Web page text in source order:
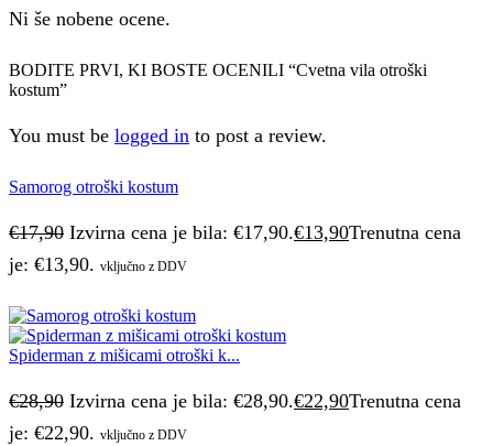
Ni še nobene ocene.
BODITE PRVI, KI BOSTE OCENILI “Cvetna vila otroški
kostum”
You must be logged in to post a review.
Samorog otroški kostum
€17,90 Izvirna cena je bila: €17,90.€13,90Trenutna cena
je: €13,90. vključno z DDV
Spiderman z mišicami otroški k...
€28,90 Izvirna cena je bila: €28,90.€22,90Trenutna cena
je: €22,90. vključno z DDV